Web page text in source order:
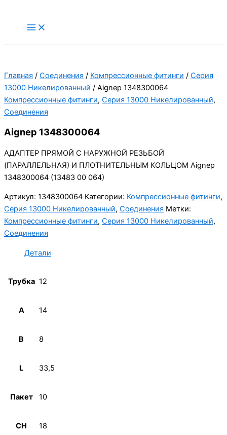
Main
Menu
Главная / Соединения / Компрессионные фитинги / Серия
13000 Никелированный / Aignep 1348300064
Компрессионные фитинги, Серия 13000 Никелированный,
Соединения
Aignep 1348300064
АДАПТЕР ПРЯМОЙ С НАРУЖНОЙ РЕЗЬБОЙ
(ПАРАЛЛЕЛЬНАЯ) И ПЛОТНИТЕЛЬНЫМ КОЛЬЦОМ Aignep
1348300064 (13483 00 064)
Артикул: 1348300064 Категории: Компрессионные фитинги,
Серия 13000 Никелированный, Соединения Метки:
Компрессионные фитинги, Серия 13000 Никелированный,
Соединения
Детали
Трубка 12
A 14
B 8
L 33,5
Пакет 10
CH 18